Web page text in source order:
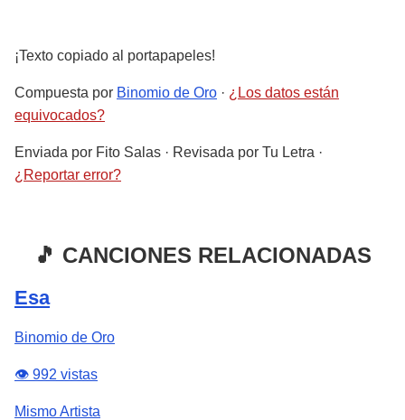
¡Texto copiado al portapapeles!
Compuesta por Binomio de Oro · ¿Los datos están
equivocados?
Enviada por Fito Salas · Revisada por Tu Letra ·
¿Reportar error?
🎵 CANCIONES RELACIONADAS
Esa
Binomio de Oro
👁️ 992 vistas
Mismo Artista